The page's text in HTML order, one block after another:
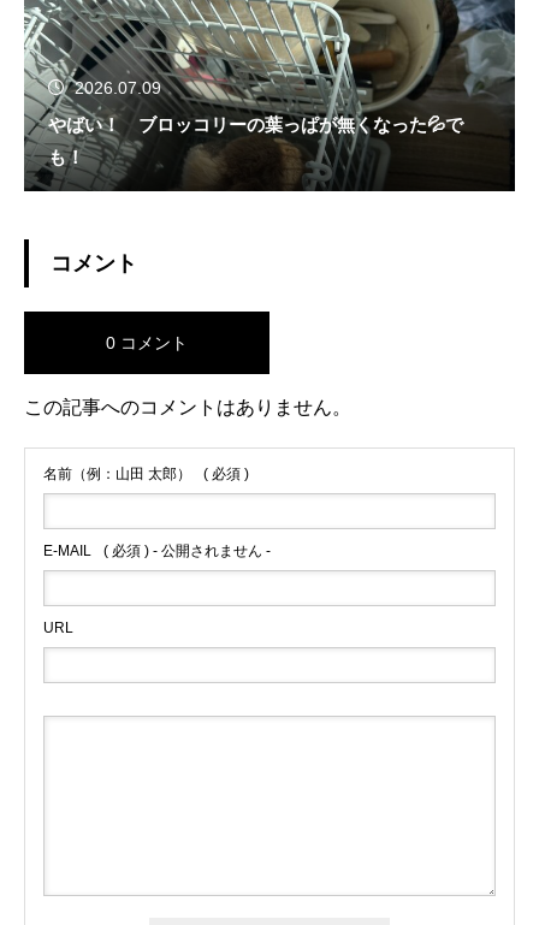
2026.07.09
やばい！ ブロッコリーの葉っぱが無くなった💦で
も！
コメント
0 コメント
この記事へのコメントはありません。
名前（例：山田 太郎） ( 必須 )
E-MAIL ( 必須 ) - 公開されません -
URL